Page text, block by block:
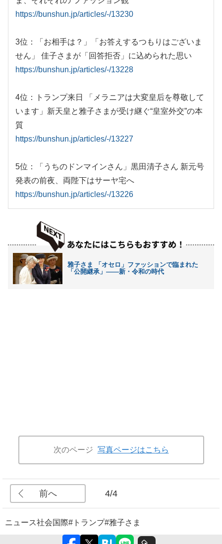
https://bunshun.jp/articles/-/13230
3位：「お相手は？」「お答えするつもりはございま
せん」 佳子さまが「回答拒否」に込められた思い
https://bunshun.jp/articles/-/13228
4位：トランプ来日 「メラニアは大変皇后を尊敬して
います」新天皇と雅子さまが受け継ぐ“皇室外交”の本
質
https://bunshun.jp/articles/-/13227
5位：「うちのドンマインさん」黒田清子さん 新元号
発表の前夜、両陛下はサーヤ宅へ
https://bunshun.jp/articles/-/13226
雅子さま 「オセロ」ファッションで臨まれた
「公開継承」――新・令和の時代
次のページ 写真ページはこちら
前へ 4/4
ニュース社会 国際#トランプ#雅子さま